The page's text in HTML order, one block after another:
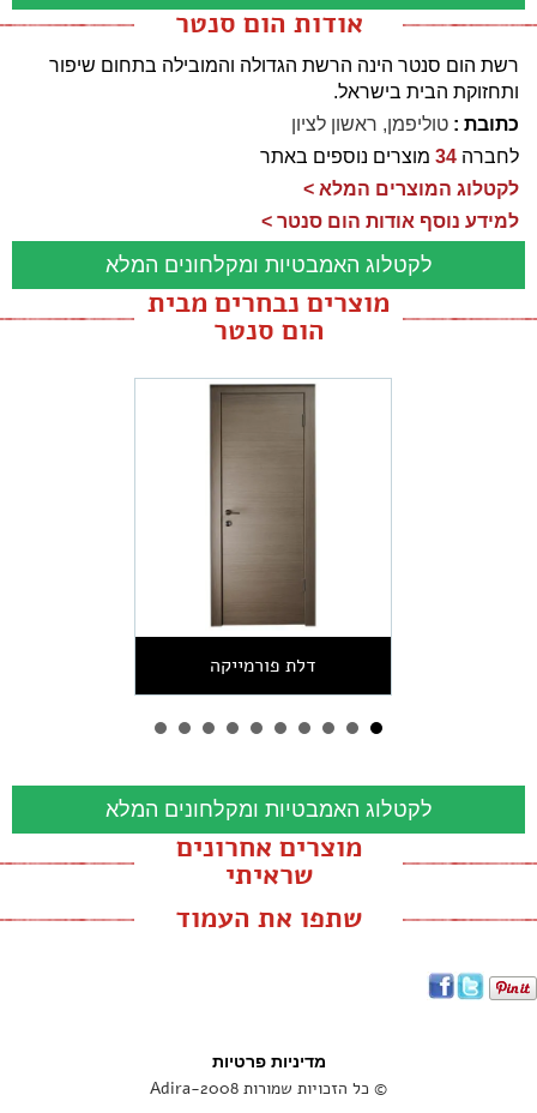
אודות הום סנטר
רשת הום סנטר הינה הרשת הגדולה והמובילה בתחום שיפור
ותחזוקת הבית בישראל.
כתובת : טוליפמן, ראשון לציון
לחברה 34 מוצרים נוספים באתר
לקטלוג המוצרים המלא >
למידע נוסף אודות הום סנטר >
לקטלוג האמבטיות ומקלחונים המלא
מוצרים נבחרים מבית
הום סנטר
דלת פורמייקה
לקטלוג האמבטיות ומקלחונים המלא
מוצרים אחרונים
שראיתי
שתפו את העמוד
מדיניות פרטיות
© כל הזכויות שמורות Adira-2008